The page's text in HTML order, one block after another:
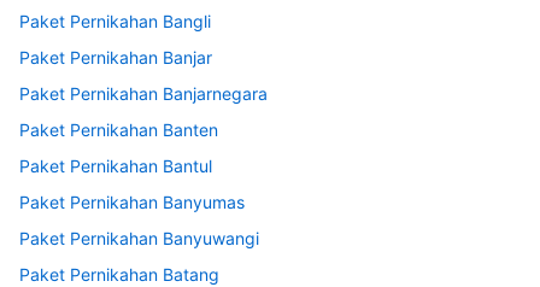
Paket Pernikahan Bangli
Paket Pernikahan Banjar
Paket Pernikahan Banjarnegara
Paket Pernikahan Banten
Paket Pernikahan Bantul
Paket Pernikahan Banyumas
Paket Pernikahan Banyuwangi
Paket Pernikahan Batang